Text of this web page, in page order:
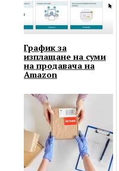
График за
изплащане на суми
на продавача на
Amazon